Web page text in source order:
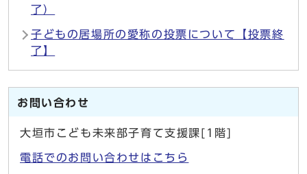
了）
子どもの居場所の愛称の投票について【投票終
了】
お問い合わせ
大垣市こども未来部子育て支援課[1階]
電話でのお問い合わせはこちら